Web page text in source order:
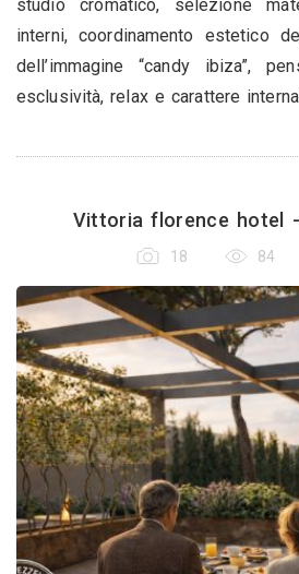
studio cromatico, selezione
interni, coordinamento estetico
dell’immagine “candy ibiza”,
esclusività, relax e carattere
Vittoria florence hotel
18 84